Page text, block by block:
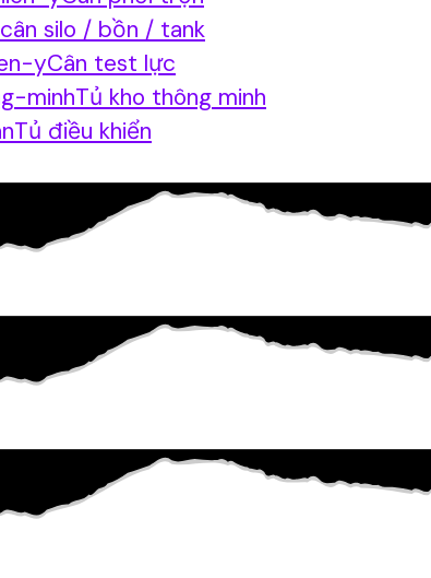
cân silo / bồn / tank
Cân test lực
Tủ kho thông minh
Tủ điều khiển